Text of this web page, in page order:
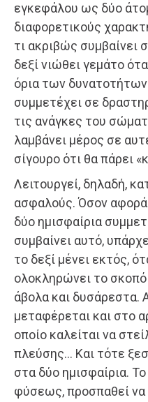
εγκεφάλου ως δύο
διαφορετικούς
τι ακριβώς συμβαίνει
δεξί νιώθει γεμάτο
όρια των
συμμετέχει σε
τις ανάγκες του
λαμβάνει μέρος σε
σίγουρο ότι θα πάρει
Λειτουργεί, δηλαδή,
ασφαλούς. Όσον αφορά
δύο ημισφαίρια
συμβαίνει αυτό,
το δεξί μένει εκτός,
ολοκληρώνει το
άβολα και δυσάρεστα.
μεταφέρεται και στο
οποίο καλείται να
πλεύσης… Και τότε
στα δύο ημισφαίρια.
φύσεως, προσπαθεί να